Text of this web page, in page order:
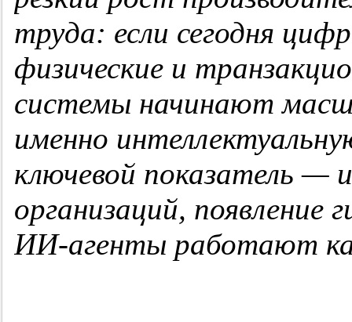
труда: если сегодня
физические и
системы начинают
именно
ключевой показатель —
организаций, появление
ИИ-агенты работают